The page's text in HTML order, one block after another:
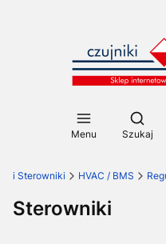
Menu Szukaj
Sterowniki HVAC / BMS
Sterowniki